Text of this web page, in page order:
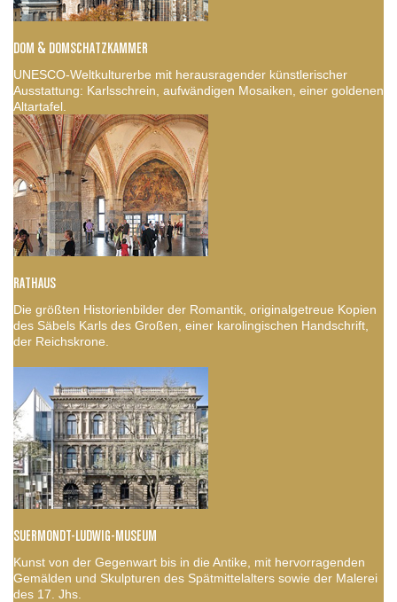
DOM & DOMSCHATZKAMMER
UNESCO-Weltkulturerbe mit herausragender künstlerischer
Ausstattung: Karlsschrein, aufwändigen Mosaiken, einer goldenen
Altartafel.
RATHAUS
Die größten Historienbilder der Romantik, originalgetreue Kopien
des Säbels Karls des Großen, einer karolingischen Handschrift,
der Reichskrone.
SUERMONDT-LUDWIG-MUSEUM
Kunst von der Gegenwart bis in die Antike, mit hervorragenden
Gemälden und Skulpturen des Spätmittelalters sowie der Malerei
des 17. Jhs.